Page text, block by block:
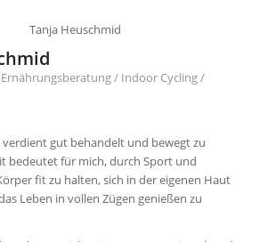
/ Indoor Cycling /
verdient gut behandelt und bewegt zu
bedeutet für mich, durch Sport und
fit zu halten, sich in der eigenen Haut
Leben in vollen Zügen genießen zu